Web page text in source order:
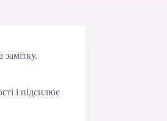
і підсилює